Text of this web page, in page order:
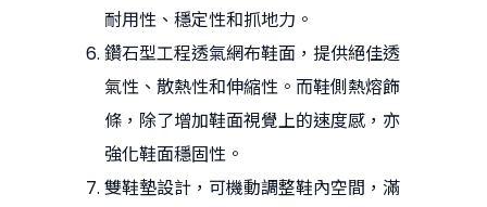
耐用性、穩定性和抓地力。
鑽石型工程透氣網布鞋面，提供絕佳透
氣性、散熱性和伸縮性。而鞋側熱熔飾
條，除了增加鞋面視覺上的速度感，亦
強化鞋面穩固性。
雙鞋墊設計，可機動調整鞋內空間，滿